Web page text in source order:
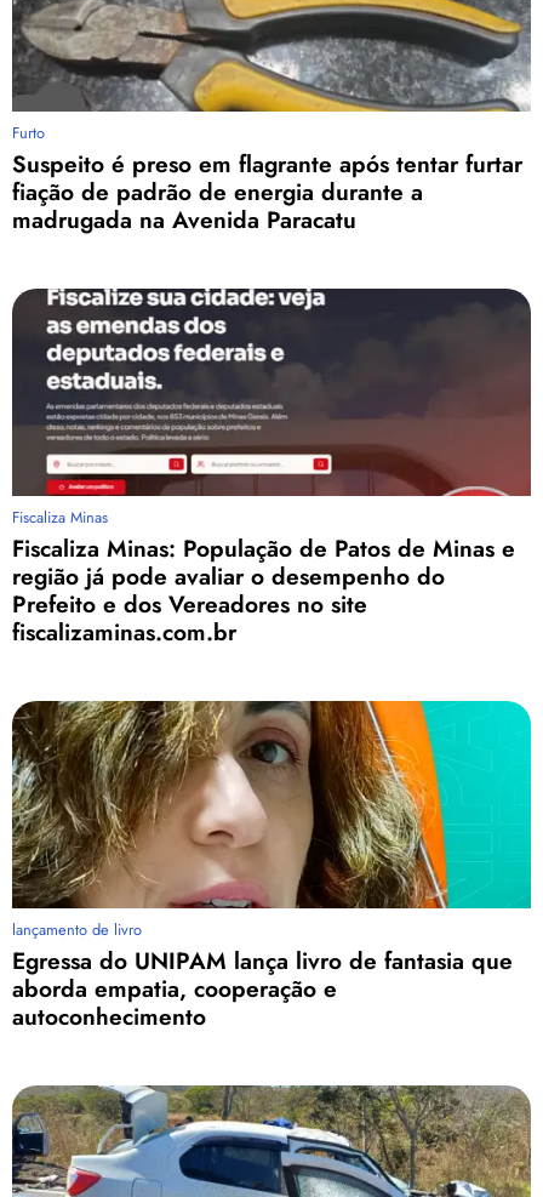
Furto
Suspeito é preso em flagrante após tentar furtar
fiação de padrão de energia durante a
madrugada na Avenida Paracatu
Fiscaliza Minas
Fiscaliza Minas: População de Patos de Minas e
região já pode avaliar o desempenho do
Prefeito e dos Vereadores no site
fiscalizaminas.com.br
lançamento de livro
Egressa do UNIPAM lança livro de fantasia que
aborda empatia, cooperação e
autoconhecimento